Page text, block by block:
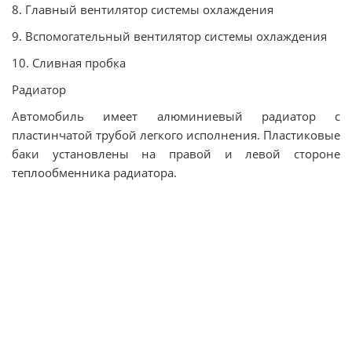
8. Главный вентилятор системы охлаждения
9. Вспомогательный вентилятор системы охлаждения
10. Сливная пробка
Радиатор
Автомобиль имеет алюминиевый радиатор с
пластинчатой трубой легкого исполнения. Пластиковые
баки установлены на правой и левой стороне
теплообменника радиатора.